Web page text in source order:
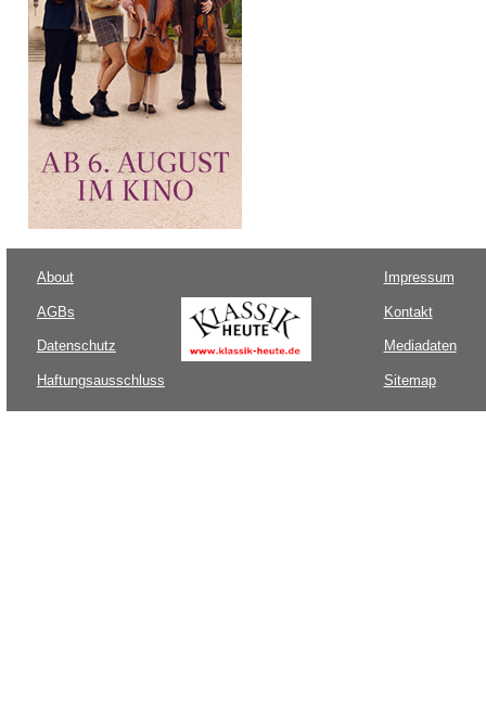
About
AGBs
Datenschutz
Haftungsausschluss
Impressum
Kontakt
Mediadaten
Sitemap